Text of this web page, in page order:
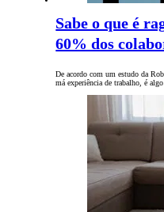
Sabe o que é
60% dos
De acordo com um estudo da
má experiência de trabalho, é